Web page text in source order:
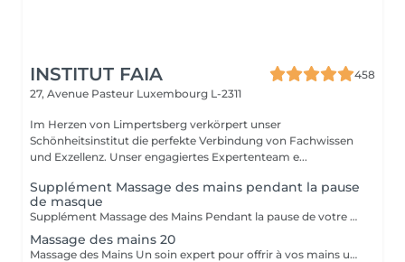
INSTITUT FAIA
458
27, Avenue Pasteur Luxembourg L-2311
Im Herzen von Limpertsberg verkörpert unser
Schönheitsinstitut die perfekte Verbindung von Fachwissen
und Exzellenz. Unser engagiertes Expertenteam e...
Supplément Massage des mains pendant la pause
de masque
Supplément Massage des Mains Pendant la pause de votre masque, offrez-vous un massage des mains de 15 minutes. Un moment de pure détente qui libère les tensions, nourrit la peau et prolonge le bien-être. Un geste apprécié de nos clientes pour sublimer leur soin visage.
Massage des mains 20
Massage des Mains Un soin expert pour offrir à vos mains une véritable parenthèse de bien-être. Ce massage complet de 30 minutes dénoue les tensions, stimule la circulation et nourrit la peau en profondeur. Grâce à des manuvres enveloppantes et précises, il procure une sensation immédiate de légèreté et de relaxation. Idéal pour soulager les mains sollicitées au quotidien, améliorer la souplesse articulaire et apaiser l'esprit. Un moment de soin et d'attention, réalisé avec expertise, pour des mains douces, détendues et parfaitement ressourcées.